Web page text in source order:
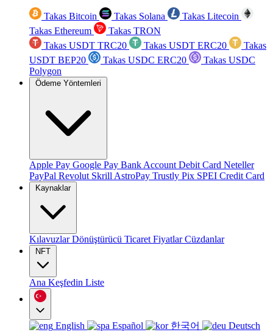
Takas Bitcoin Takas Solana
Takas Litecoin
Takas Ethereum
Takas TRON
Takas USDT TRC20
Takas USDT ERC20
Takas
USDT BEP20
Takas USDC ERC20
Takas USDC
Polygon
Ödeme Yöntemleri
Apple Pay Google Pay Bank Account Debit Card Neteller
PayPal Revolut Skrill AstroPay Trustly Pix SPEI Credit Card
Kaynaklar
KılavuzlarDönüştürücü Ticaret FiyatlarCüzdanlar
NFT
Ana Keşfedin Liste
English Español 한국어
Deutsch